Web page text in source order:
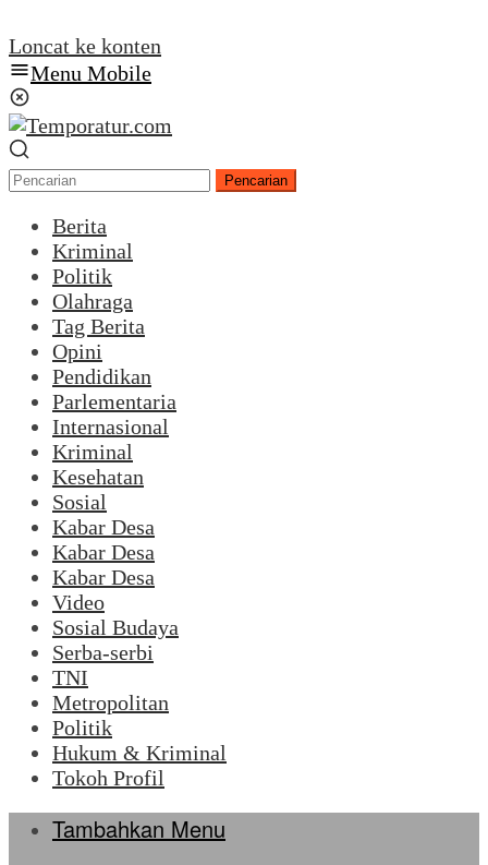
Loncat ke konten
Menu Mobile
Pencarian
Berita
Kriminal
Politik
Olahraga
Tag Berita
Opini
Pendidikan
Parlementaria
Internasional
Kriminal
Kesehatan
Sosial
Kabar Desa
Kabar Desa
Kabar Desa
Video
Sosial Budaya
Serba-serbi
TNI
Metropolitan
Politik
Hukum & Kriminal
Tokoh Profil
Tambahkan Menu